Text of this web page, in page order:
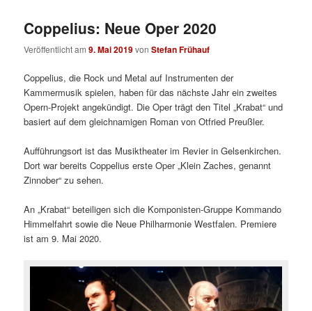
Coppelius: Neue Oper 2020
Veröffentlicht am9. Mai 2019vonStefan Frühauf
Coppelius, die Rock und Metal auf Instrumenten der
Kammermusik spielen, haben für das nächste Jahr ein zweites
Opern-Projekt angekündigt. Die Oper trägt den Titel „Krabat“ und
basiert auf dem gleichnamigen Roman von Otfried Preußler.
Aufführungsort ist das Musiktheater im Revier in Gelsenkirchen.
Dort war bereits Coppelius erste Oper „Klein Zaches, genannt
Zinnober“ zu sehen.
An „Krabat“ beteiligen sich die Komponisten-Gruppe Kommando
Himmelfahrt sowie die Neue Philharmonie Westfalen. Premiere
ist am 9. Mai 2020.